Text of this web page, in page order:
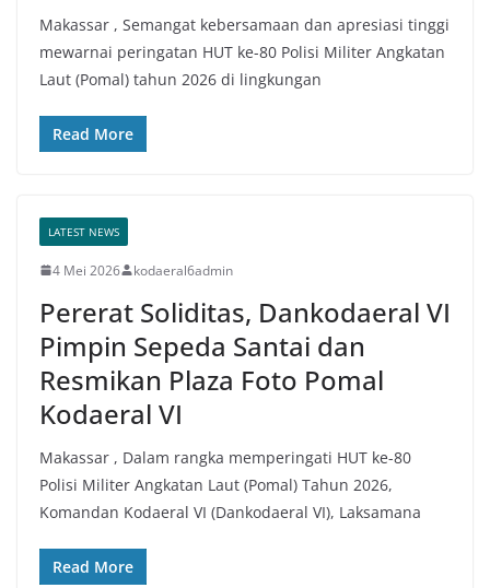
Makassar , Semangat kebersamaan dan apresiasi tinggi
mewarnai peringatan HUT ke-80 Polisi Militer Angkatan
Laut (Pomal) tahun 2026 di lingkungan
Read More
LATEST NEWS
4 Mei 2026 kodaeral6admin
Pererat Soliditas, Dankodaeral VI
Pimpin Sepeda Santai dan
Resmikan Plaza Foto Pomal
Kodaeral VI
Makassar , Dalam rangka memperingati HUT ke-80
Polisi Militer Angkatan Laut (Pomal) Tahun 2026,
Komandan Kodaeral VI (Dankodaeral VI), Laksamana
Read More